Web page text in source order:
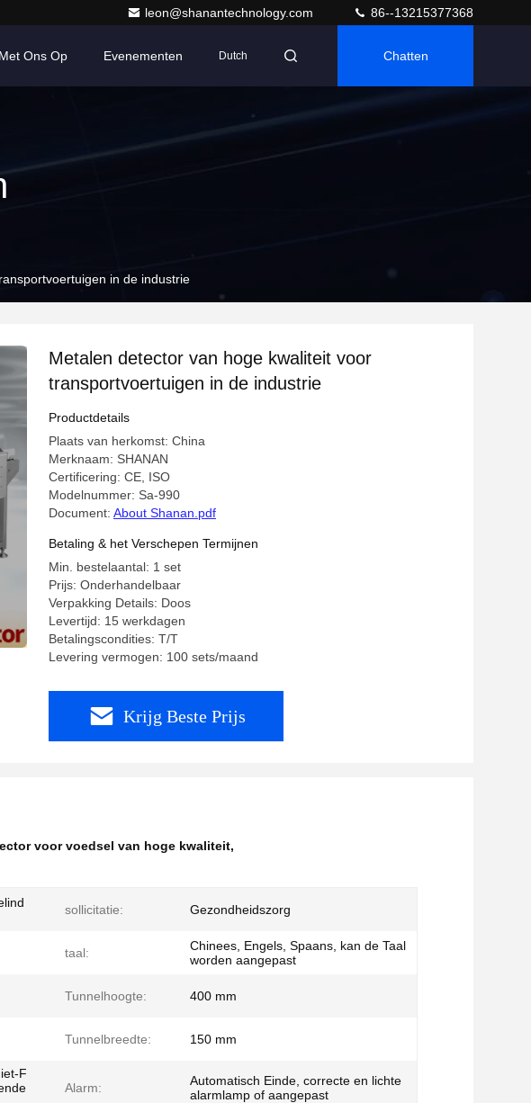
leon@shanantechnology.com 86--13215377368
Ons Op Evenementen Dutch Chatten
in de industrie
Metalen detector van hoge kwaliteit voor
transportvoertuigen in de industrie
Productdetails
Plaats van herkomst: China
Merknaam: SHANAN
Certificering: CE, ISO
Modelnummer: Sa-990
Document: About Shanan.pdf
Betaling & het Verschepen Termijnen
Min. bestelaantal: 1 set
Prijs: Onderhandelbaar
Verpakking Details: Doos
Levertijd: 15 werkdagen
Betalingscondities: T/T
Levering vermogen: 100 sets/maand
Krijg Beste Prijs
voor voedsel van hoge kwaliteit,
sollicitatie: Gezondheidszorg
taal:
Chinees, Engels, Spaans, kan de Taal
worden aangepast
Tunnelhoogte: 400 mm
Tunnelbreedte: 150 mm
F
Alarm:
Automatisch Einde, correcte en lichte
alarmlamp of aangepast